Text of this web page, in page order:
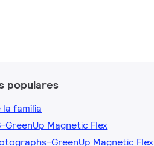
populares
familia
GreenUp Magnetic Flex
GreenUp Magnetic Flex